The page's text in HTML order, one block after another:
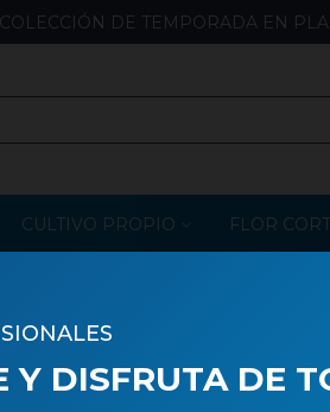
DE TEMPORADA EN
CULTIVO PROPIO FLOR
Y DISFRUTA DE